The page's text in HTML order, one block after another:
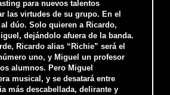
para nuevos talentos
las virtudes de su grupo. En el
dúo. Solo quieren a Ricardo,
dejándolo afuera de la banda.
Ricardo alias “Richie” será el
uno, y Miguel un profesor
alumnos. Pero Miguel
musical, y se desatará entre
más descabellada, delirante y